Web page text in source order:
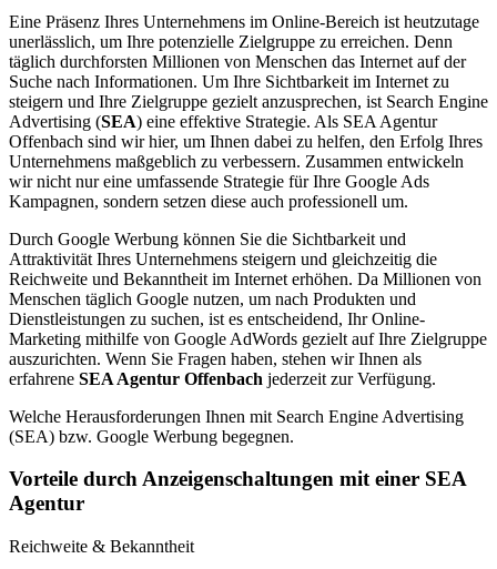
Eine Präsenz Ihres Unternehmens im Online-Bereich ist heutzutage
unerlässlich, um Ihre potenzielle Zielgruppe zu erreichen. Denn
täglich durchforsten Millionen von Menschen das Internet auf der
Suche nach Informationen. Um Ihre Sichtbarkeit im Internet zu
steigern und Ihre Zielgruppe gezielt anzusprechen, ist Search Engine
Advertising (SEA) eine effektive Strategie. Als SEA Agentur
Offenbach sind wir hier, um Ihnen dabei zu helfen, den Erfolg Ihres
Unternehmens maßgeblich zu verbessern. Zusammen entwickeln
wir nicht nur eine umfassende Strategie für Ihre Google Ads
Kampagnen, sondern setzen diese auch professionell um.
Durch Google Werbung können Sie die Sichtbarkeit und
Attraktivität Ihres Unternehmens steigern und gleichzeitig die
Reichweite und Bekanntheit im Internet erhöhen. Da Millionen von
Menschen täglich Google nutzen, um nach Produkten und
Dienstleistungen zu suchen, ist es entscheidend, Ihr Online-
Marketing mithilfe von Google AdWords gezielt auf Ihre Zielgruppe
auszurichten. Wenn Sie Fragen haben, stehen wir Ihnen als
erfahrene SEA Agentur Offenbach jederzeit zur Verfügung.
Welche Heraus­forderungen Ihnen mit Search Engine Advertising
(SEA) bzw. Google Werbung begegnen.
Vorteile durch Anzeigenschaltungen mit einer SEA
Agentur
Reichweite & Bekanntheit